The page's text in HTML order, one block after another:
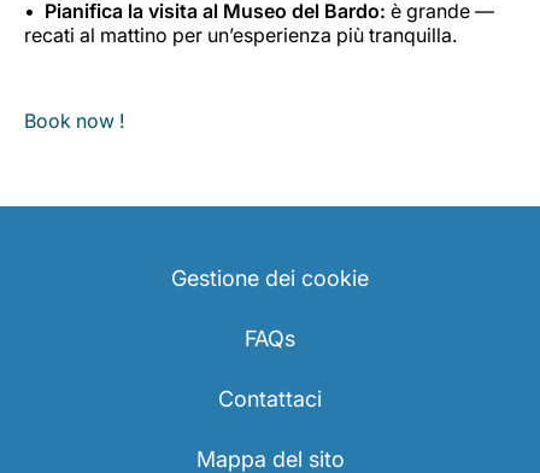
Pianifica la visita al Museo del Bardo: è grande —
recati al mattino per un’esperienza più tranquilla.
Book now !
Gestione dei cookie
FAQs
Contattaci
Mappa del sito